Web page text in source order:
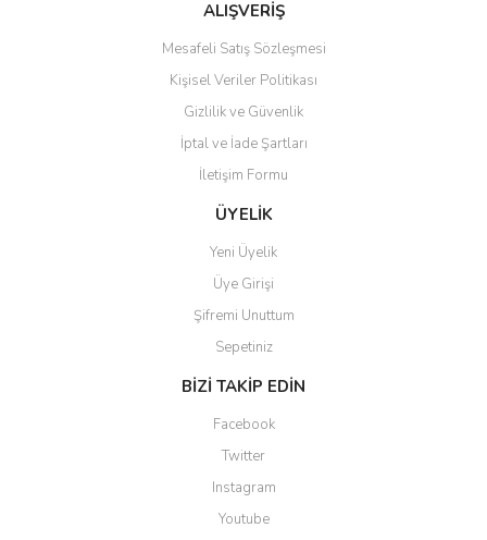
Bu ürüne benzer farklı alternatifler olmalı.
Gönder
ALIŞVERİŞ
Mesafeli Satış Sözleşmesi
Kişisel Veriler Politikası
Gizlilik ve Güvenlik
İptal ve İade Şartları
İletişim Formu
ÜYELİK
Yeni Üyelik
Üye Girişi
Şifremi Unuttum
Sepetiniz
BİZİ TAKİP EDİN
Facebook
Twitter
Instagram
Youtube